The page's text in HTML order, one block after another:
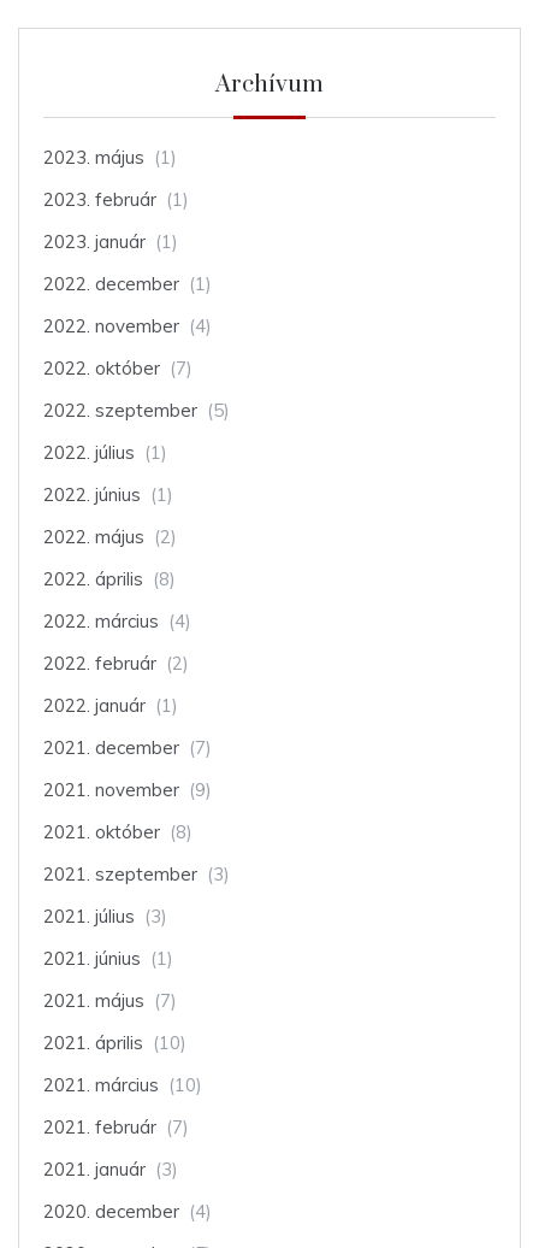
Archívum
2023. május (1)
2023. február (1)
2023. január (1)
2022. december (1)
2022. november (4)
2022. október (7)
2022. szeptember (5)
2022. július (1)
2022. június (1)
2022. május (2)
2022. április (8)
2022. március (4)
2022. február (2)
2022. január (1)
2021. december (7)
2021. november (9)
2021. október (8)
2021. szeptember (3)
2021. július (3)
2021. június (1)
2021. május (7)
2021. április (10)
2021. március (10)
2021. február (7)
2021. január (3)
2020. december (4)